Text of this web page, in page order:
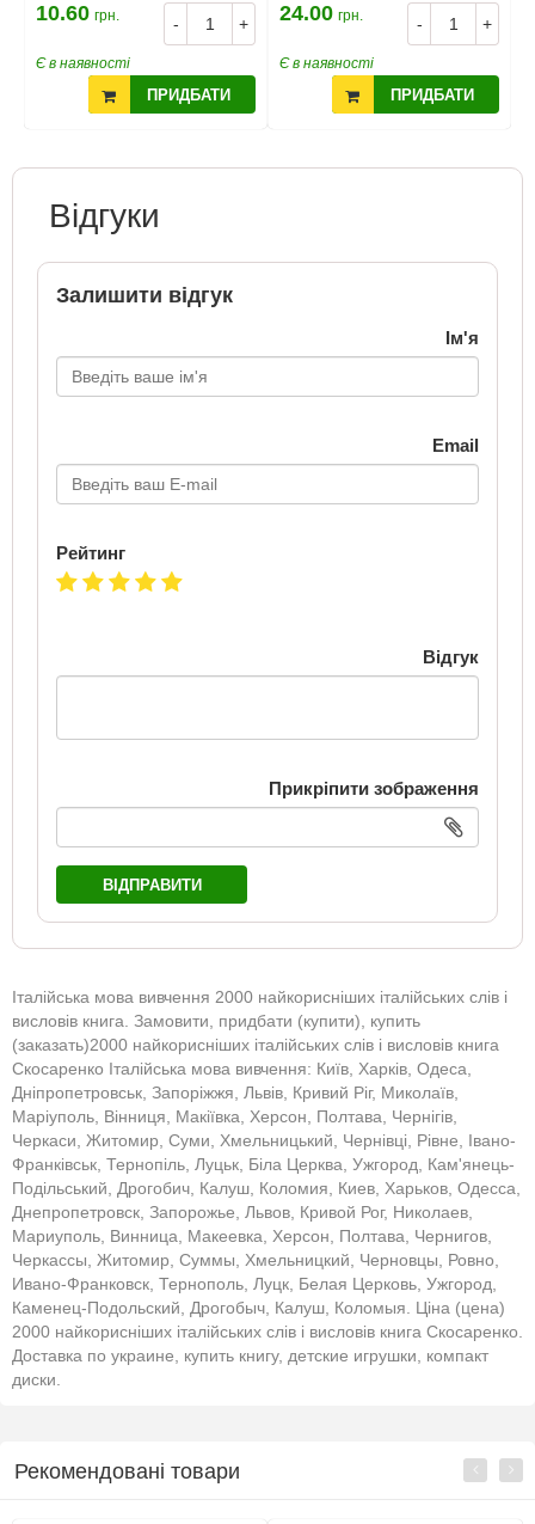
- +
10.60 грн.
Є в наявності
ПРИДБАТИ
- +
24.00 грн.
Є в наявності
ПРИДБАТИ
Відгуки
Залишити відгук
Ім'я
Email
Рейтинг
Відгук
Прикріпити зображення
ВІДПРАВИТИ
Італійська мова вивчення 2000 найкорисніших італійських слів і
висловів книга. Замовити, придбати (купити), купить
(заказать)2000 найкорисніших італійських слів і висловів книга
Скосаренко Італійська мова вивчення: Київ, Харків, Одеса,
Дніпропетровськ, Запоріжжя, Львів, Кривий Ріг, Миколаїв,
Маріуполь, Вінниця, Макіївка, Херсон, Полтава, Чернігів,
Черкаси, Житомир, Суми, Хмельницький, Чернівці, Рівне, Івано-
Франківськ, Тернопіль, Луцьк, Біла Церква, Ужгород, Кам'янець-
Подільський, Дрогобич, Калуш, Коломия, Киев, Харьков, Одесса,
Днепропетровск, Запорожье, Львов, Кривой Рог, Николаев,
Мариуполь, Винница, Макеевка, Херсон, Полтава, Чернигов,
Черкассы, Житомир, Суммы, Хмельницкий, Черновцы, Ровно,
Ивано-Франковск, Тернополь, Луцк, Белая Церковь, Ужгород,
Каменец-Подольский, Дрогобыч, Калуш, Коломыя. Ціна (цена)
2000 найкорисніших італійських слів і висловів книга Скосаренко.
Доставка по украине, купить книгу, детские игрушки, компакт
диски.
Рекомендовані товари